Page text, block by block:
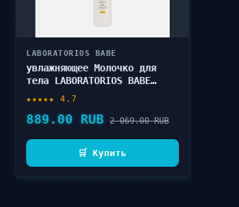
LABORATORIOS BABE
увлажняющее Молочко для
тела LABORATORIOS BABE
HYDRA-CALM 500 мл
★★★★★ 4.7
889.00 RUB 2 069.00 RUB
🛒 Купить